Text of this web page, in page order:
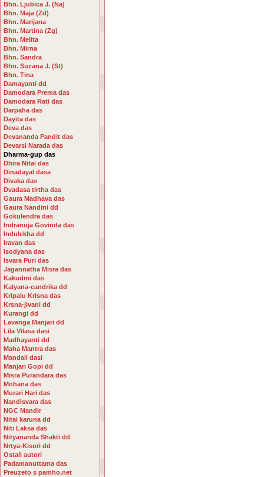
Bhn. Ljubica J. (Na)
Bhn. Maja (Zd)
Bhn. Marijana
Bhn. Martina (Zg)
Bhn. Melita
Bhn. Mirna
Bhn. Sandra
Bhn. Suzana J. (St)
Bhn. Tina
Damayanti dd
Damodara Prema das
Damodara Rati das
Darpaha das
Dayita das
Deva das
Devananda Pandit das
Devarsi Narada das
Dharma-gup das
Dhira Nitai das
Dinadayal dasa
Divaka das
Dvadasa tirtha das
Gaura Madhava das
Gaura Nandini dd
Gokulendra das
Indranuja Govinda das
Indulekha dd
Iravan das
Isodyana das
Isvara Puri das
Jagannatha Misra das
Kakudmi das
Kalyana-candrika dd
Kripalu Krisna das
Krsna-jivani dd
Kurangi dd
Lavanga Manjari dd
Lila Vilasa dasi
Madhayanti dd
Maha Mantra das
Mandali dasi
Manjari Gopi dd
Misra Purandara das
Mohana das
Murari Hari das
Nandisvara das
NGC Mandir
Nitai karuna dd
Niti Laksa das
Nityananda Shakti dd
Nrtya-Kisori dd
Ostali autori
Padamanuttama das
Preuzeto s pamho.net